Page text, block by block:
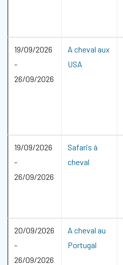
19/09/2026
-
26/09/2026
A cheval aux
USA
19/09/2026
-
26/09/2026
Safaris à
cheval
20/09/2026
-
26/09/2026
A cheval au
Portugal